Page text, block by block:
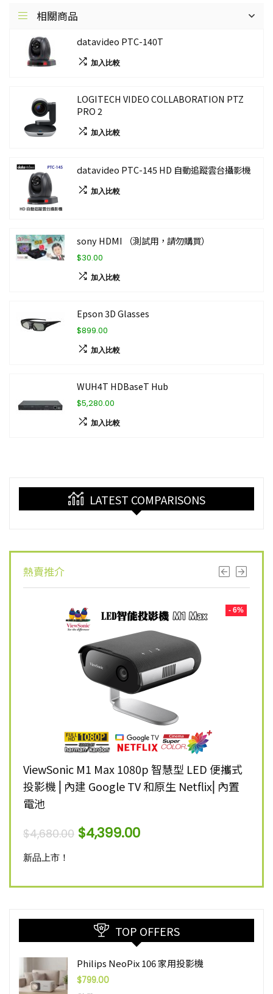
相關商品
datavideo PTC-140T
加入比較
LOGITECH VIDEO COLLABORATION PTZ
PRO 2
加入比較
datavideo PTC-145 HD 自動追蹤雲台攝影機
加入比較
sony HDMI （測試用，請勿購買）
$30.00
加入比較
Epson 3D Glasses
$899.00
加入比較
WUH4T HDBaseT Hub
$5,280.00
加入比較
LATEST COMPARISONS
熱賣推介
- 6%
ViewSonic M1 Max 1080p 智慧型 LED 便攜式
投影機 ⎜內建 Google TV 和原生 Netflix⎜內置
電池
$4,680.00 $4,399.00
新品上市！
TOP OFFERS
Philips NeoPix 106 家用投影機
$799.00